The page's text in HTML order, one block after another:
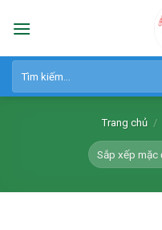
kiếm:
Trang chủ /